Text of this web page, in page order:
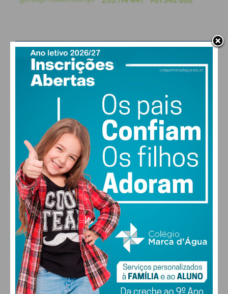
PAÇOS DE FERREIRA
30°
scattered clouds
vento: 4m/s O
MAX 30 • MIN 28
30°
SEX
27
SÁB
28°
DOM
29
SEG
FARMACIAS DE SERVIÇO EM PAÇOS DE
FERREIRA